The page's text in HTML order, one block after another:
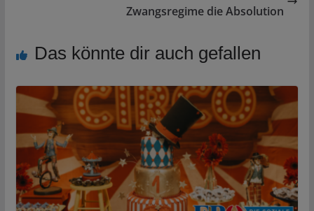
Zwangsregime die Absolution
Das könnte dir auch gefallen